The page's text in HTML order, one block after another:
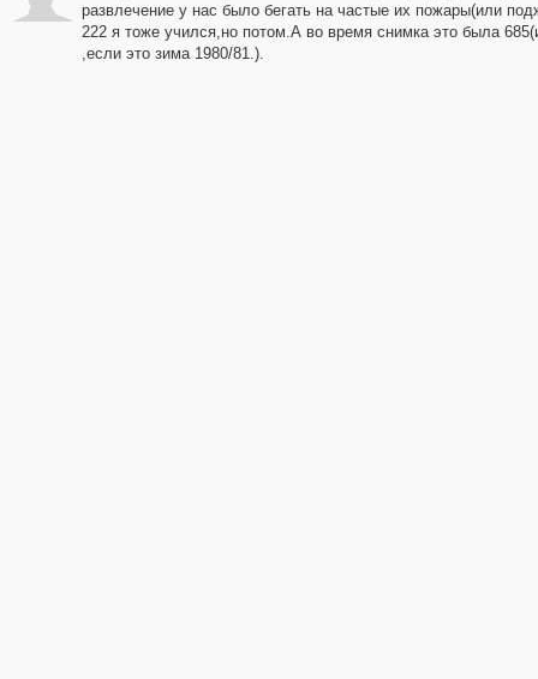
развлечение у нас было бегать на частые их пожары(или
222 я тоже учился,но потом.А во время снимка это была
,если это зима 1980/81.).